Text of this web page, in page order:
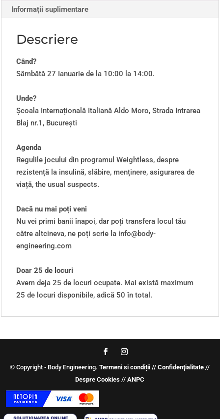
Informații suplimentare
Descriere
Când?
Sâmbătă 27 Ianuarie de la 10:00 la 14:00.
Unde?
Școala Internațională Italiană Aldo Moro, Strada Intrarea
Blaj nr.1, București
Agenda
Regulile jocului din programul Weightless, despre
rezistență la insulină, slăbire, menținere, asigurarea de
viață, the usual suspects.
Dacă nu mai poți veni
Nu vei primi banii înapoi, dar poți transfera locul tău
către altcineva, ne poți scrie la info@body-
engineering.com
Doar 25 de locuri
Avem deja 25 de locuri ocupate. Mai există maximum
25 de locuri disponibile, adică 50 în total.
© Copyright - Body Engineering.Termeni si condiții //Confidenţialitate //
Despre Cookies //ANPC